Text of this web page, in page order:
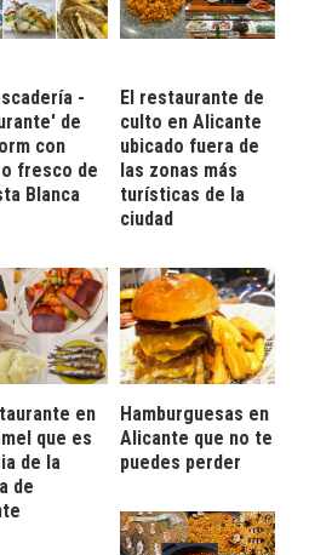
-
de
con
fresco de
Blanca
El restaurante de
culto en Alicante
ubicado fuera de
las zonas más
turísticas de la
ciudad
en
que es
de la
de
Hamburguesas en
Alicante que no te
puedes perder